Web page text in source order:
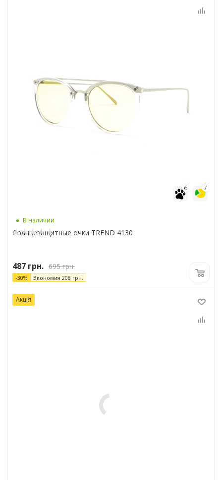
7
6
В наличии
Солнцезащитные очки TREND 4130
487 грн. 695грн.
-30% Экономия 208 грн.
Акція